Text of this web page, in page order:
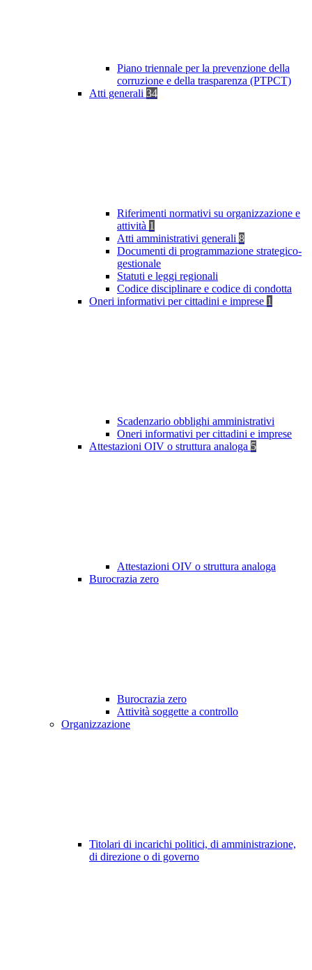
Piano triennale per la prevenzione della
corruzione e della trasparenza (PTPCT)
Atti generali 34
Riferimenti normativi su organizzazione e
attività 1
Atti amministrativi generali 8
Documenti di programmazione strategico-
gestionale
Statuti e leggi regionali
Codice disciplinare e codice di condotta
Oneri informativi per cittadini e imprese 1
Scadenzario obblighi amministrativi
Oneri informativi per cittadini e imprese
Attestazioni OIV o struttura analoga 5
Attestazioni OIV o struttura analoga
Burocrazia zero
Burocrazia zero
Attività soggette a controllo
Organizzazione
Titolari di incarichi politici, di amministrazione,
di direzione o di governo